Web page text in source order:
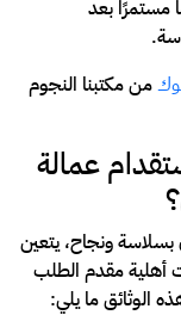
مستمرًا بعد
من مكتبنا النجوم
عمالة
ونجاح، يتعين
أهلية مقدم الطلب
الوثائق ما يلي: